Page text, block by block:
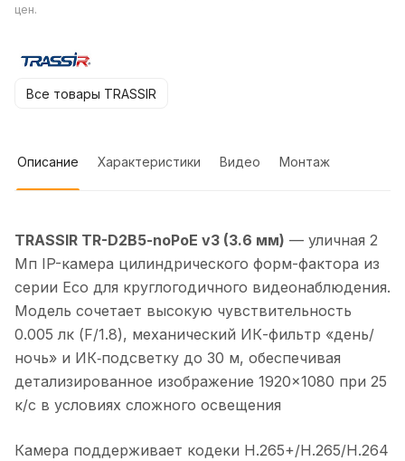
цен.
Все товары TRASSIR
Описание Характеристики Видео Монтаж
TRASSIR TR-D2B5-noPoE v3 (3.6 мм) — уличная 2
Мп IP-камера цилиндрического форм-фактора из
серии Eco для круглогодичного видеонаблюдения.
Модель сочетает высокую чувствительность
0.005 лк (F/1.8), механический ИК-фильтр «день/
ночь» и ИК‑подсветку до 30 м, обеспечивая
детализированное изображение 1920×1080 при 25
к/с в условиях сложного освещения
Камера поддерживает кодеки H.265+/H.265/H.264